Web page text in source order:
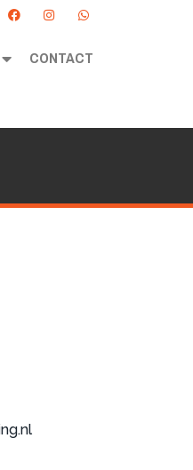
CONTACT